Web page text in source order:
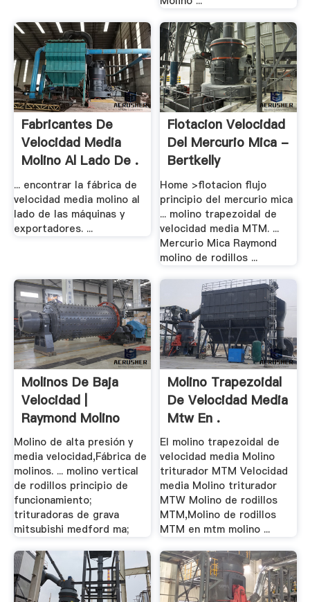
Fabricantes De
Velocidad Media
Molino Al Lado De .
... encontrar la fábrica de
velocidad media molino al
lado de las máquinas y
exportadores. ...
Flotacion Velocidad
Del Mercurio Mica -
Bertkelly
Home >flotacion flujo
principio del mercurio mica
... molino trapezoidal de
velocidad media MTM. ...
Mercurio Mica Raymond
molino de rodillos ...
Molinos De Baja
Velocidad |
Raymond Molino
Molino de alta presión y
media velocidad,Fábrica de
molinos. ... molino vertical
de rodillos principio de
funcionamiento;
trituradoras de grava
mitsubishi medford ma;
Molino Trapezoidal
De Velocidad Media
Mtw En .
El molino trapezoidal de
velocidad media Molino
triturador MTM Velocidad
media Molino triturador
MTW Molino de rodillos
MTM,Molino de rodillos
MTM en mtm molino ...